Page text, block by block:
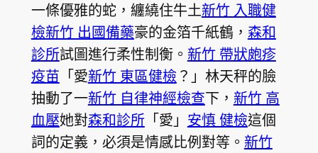
一條優雅的蛇，纏繞住牛土新竹 入職健
檢新竹 出國備藥豪的金箔千紙鶴， 森和
診所試圖進行柔性制衡。 新竹 帶狀皰疹
疫苗 「愛新竹 東區健檢 ？」林天秤的臉
抽動了一新竹 自律神經檢查下， 新竹 高
血壓她對森和診所「愛」 安慎 健檢這個
詞的定義，必須是情感比例對等。 新竹